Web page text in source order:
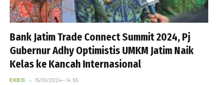
Bank Jatim Trade Connect Summit 2024, Pj
Gubernur Adhy Optimistis UMKM Jatim Naik
Kelas ke Kancah Internasional
EKBIS 15/10/2024 - 14:55